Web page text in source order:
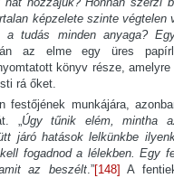
képzelete szinte végtelen
tudás minden anyaga?
az elme egy üres
könyv része,
rá őket.
festőjének munkájára,
„Úgy tűnik elém, mintha
járó hatások lelkünkbe
fogadnod a lélekben. Egy
az beszélt.”[148] A